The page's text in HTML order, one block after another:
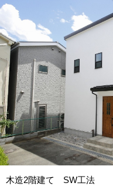
木造2階建て SW工法